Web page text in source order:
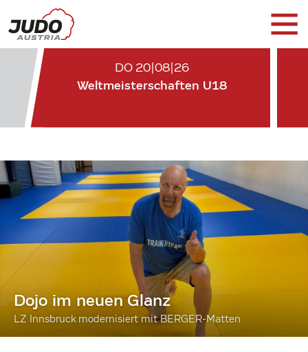
DO 20|08|26
Weltmeisterschaften U18
Dojo im neuen Glanz
LZ Innsbruck modernisiert mit BERGER-Matten